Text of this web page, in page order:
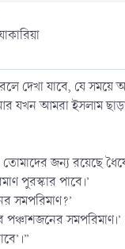
যাবে, যে সময়ে
আমরা ইসলাম ছাড়া
জন্য রয়েছে
পুরস্কার পাবে।’
সমপরিমাণ?’
পঞ্চাশজনের